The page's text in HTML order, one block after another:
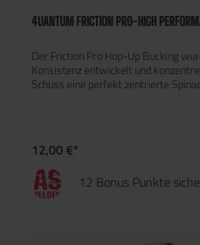
4UANTUM FRICTION PRO-HIGH
Der Friction Pro Hop-Up Bucking
Konsistenz entwickelt und
Schuss eine perfekt zentrierte
sicherzustellen, dass es keinen
Ergebnis ist eine flache, konsistente
12,00 €*
12 Bonus Punkte